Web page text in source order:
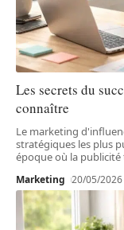
Les secrets du
connaître
Le marketing
stratégiques les plus
époque où la
Marketing 20/05/2026